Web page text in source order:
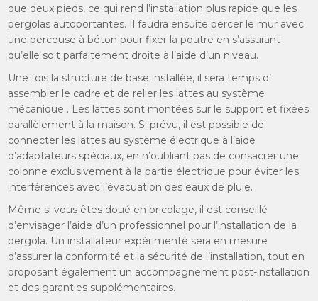
que deux pieds, ce qui rend l’installation plus rapide que les
pergolas autoportantes. Il faudra ensuite percer le mur avec
une perceuse à béton pour fixer la poutre en s’assurant
qu’elle soit parfaitement droite à l’aide d’un niveau.
Une fois la structure de base installée, il sera temps d’
assembler le cadre et de relier les lattes au système
mécanique . Les lattes sont montées sur le support et fixées
parallèlement à la maison. Si prévu, il est possible de
connecter les lattes au système électrique à l’aide
d’adaptateurs spéciaux, en n’oubliant pas de consacrer une
colonne exclusivement à la partie électrique pour éviter les
interférences avec l’évacuation des eaux de pluie.
Même si vous êtes doué en bricolage, il est conseillé
d’envisager l’aide d’un professionnel pour l’installation de la
pergola. Un installateur expérimenté sera en mesure
d’assurer la conformité et la sécurité de l’installation, tout en
proposant également un accompagnement post-installation
et des garanties supplémentaires.